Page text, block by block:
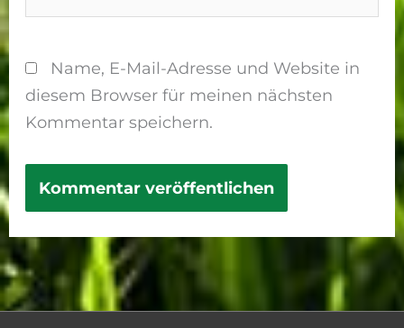
Name, E-Mail-Adresse und Website in
diesem Browser für meinen nächsten
Kommentar speichern.